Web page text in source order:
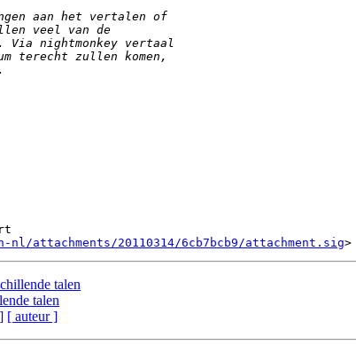
attachments/20110314/6cb7bcb9/attachment.sig
talen
talen
[ auteur ]